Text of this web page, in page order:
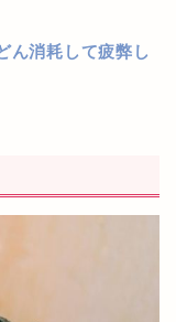
ん消耗して疲弊し